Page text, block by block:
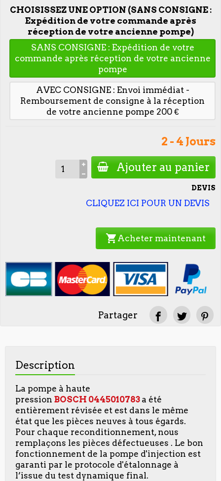
CHOISISSEZ UNE OPTION (SANS CONSIGNE :
Expédition de votre commande après
réception de votre ancienne pompe)
SANS CONSIGNE : Expédition de votre
commande après réception de votre ancienne
pompe
AVEC CONSIGNE : Envoi immédiat -
Remboursement de consigne à la réception
de votre ancienne pompe 200 €
2 - 4 Jours
Ajouter au panier
DEVIS
CLIQUEZ ICI POUR UN DEVIS
shopping_cart Acheter maintenant
Partager
Description
La pompe à haute
pression BOSCH 0445010783 a été
entièrement révisée et est dans le même
état que les pièces neuves à tous égards.
Pour chaque reconditionnement, nous
remplaçons les pièces défectueuses . Le bon
fonctionnement de la pompe d'injection est
garanti par le protocole d'étalonnage à
l’issue du test dynamique final.